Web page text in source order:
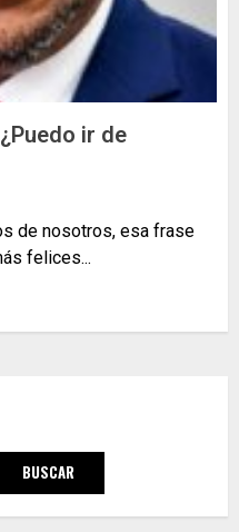
ir de
de nosotros, esa frase
felices...
BUSCAR